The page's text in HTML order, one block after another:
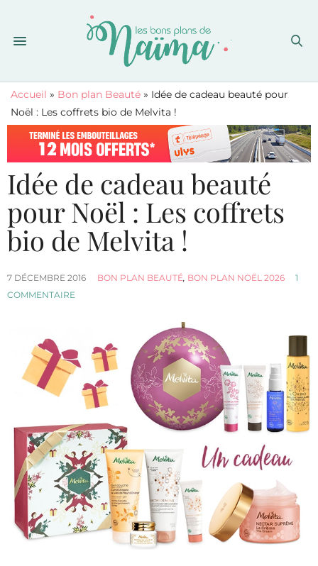
Accueil » Bon plan Beauté » Idée de cadeau beauté pour
Noël : Les coffrets bio de Melvita !
Idée de cadeau beauté
pour Noël : Les coffrets
bio de Melvita !
7 DÉCEMBRE 2016 BON PLAN BEAUTÉ, BON PLAN NOËL 2026
1
COMMENTAIRE